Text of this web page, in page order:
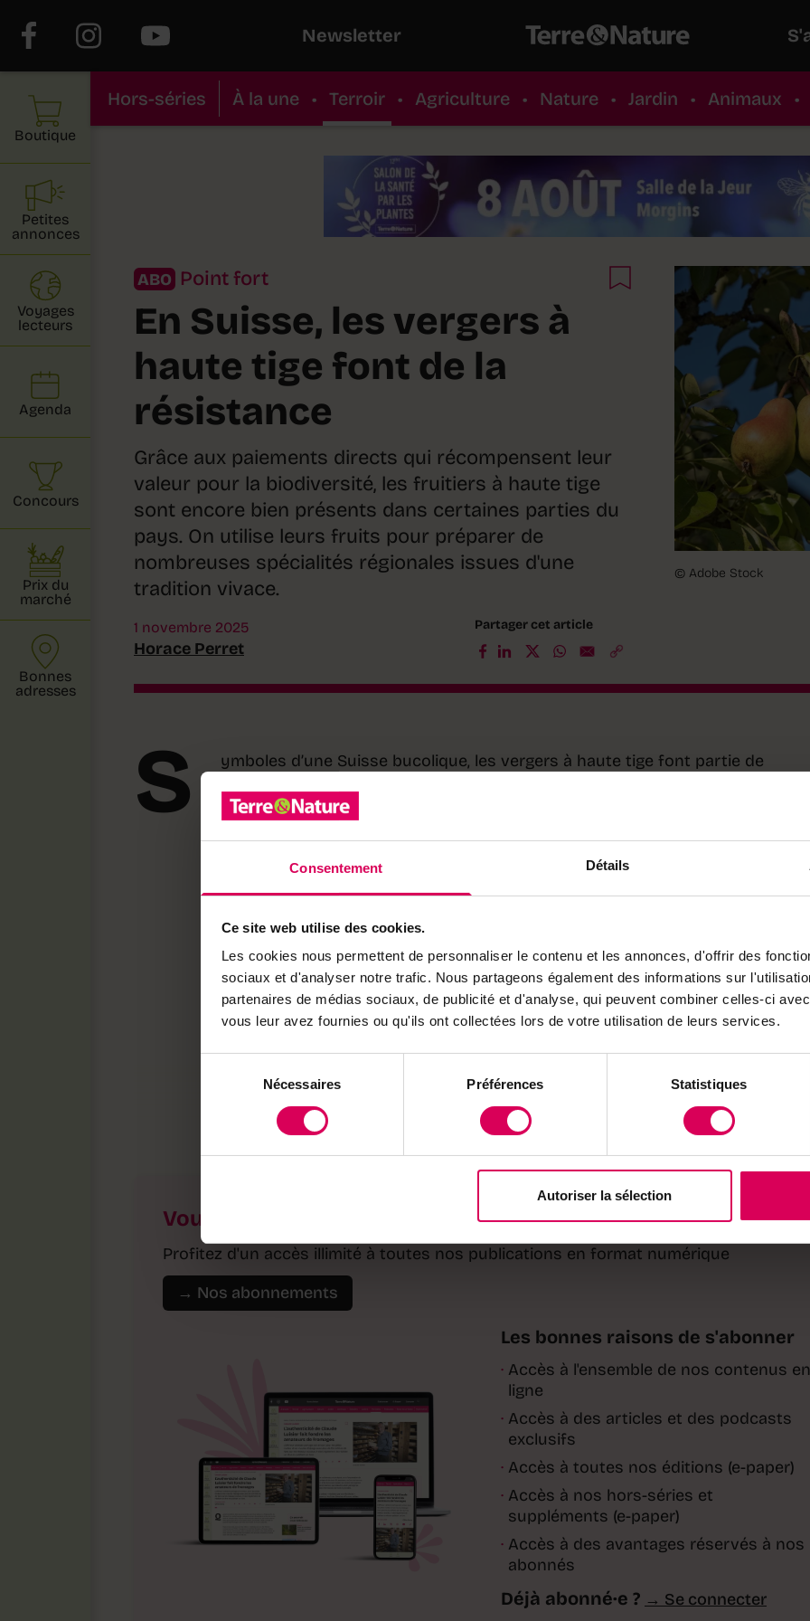
Consentement Détails
Ce site web utilise des cookies.
Les cookies nous permettent de personnaliser le contenu et les annonces, d'offrir des
sociaux et d'analyser notre trafic. Nous partageons également des informations sur
partenaires de médias sociaux, de publicité et d'analyse, qui peuvent combiner celles-ci
vous leur avez fournies ou qu'ils ont collectées lors de votre utilisation de leurs services.
consentement
Nécessaires Préférences Statistiques
Autoriser la sélection
Newsletter
Hors-séries À la une • Terroir • Agriculture • Nature • Jardin • Animaux •
ABO Point fort
En Suisse, les vergers à
haute tige font de la
résistance
Grâce aux paiements directs qui récompensent leur
valeur pour la biodiversité, les fruitiers à haute tige
sont encore bien présents dans certaines parties du
pays. On utilise leurs fruits pour préparer de
nombreuses spécialités régionales issues d'une
tradition vivace.
1 novembre 2025
Horace Perret
Partager cet article
© Adobe Stock
S
ymboles d’une Suisse bucolique, les vergers à haute tige font partie de
paysage de nombreuses régions au début du siècle passé, leur déclin a
commencé dans les années 1950 face à l’urbanisation et la mécanisation
croissante de la production agricole.
Leur population était encore estimée à 15 millions d’arbres au milieu du XXe
entre la Suisse orientale et centrale (Thurgovie, Saint-Gall, Lucerne et Zoug), le
nord-ouest de la Suisse (Bâle-Campagne, Argovie et Jura) et quelques
romands.
Les services écosystémiques qu’ils rendent sont pourtant très précieux: ils
jouent le rôle de refuge, de site de nidification et de source de nourriture
nombreux oiseaux (chevêche d’Athéna, rouge-queue à front blanc, etc.), de
chauves-souris, de petits mammifères, d’insectes et de pollinisateurs.
Vous voulez lire la suite de cet article ?
Profitez d'un accès illimité à toutes nos publications en format numérique
→ Nos abonnements
Les bonnes raisons de s'abonner
· Accès à l'ensemble de nos contenus en
ligne
· Accès à des articles et des podcasts
exclusifs
· Accès à toutes nos éditions (e-paper)
· Accès à nos hors-séries et
suppléments (e-paper)
· Accès à des avantages réservés à nos
abonnés
Déjà abonné·e ? → Se connecter
Boutique
Petites
annonces
Voyages
lecteurs
Agenda
Concours
Prix du
marché
Bonnes
adresses